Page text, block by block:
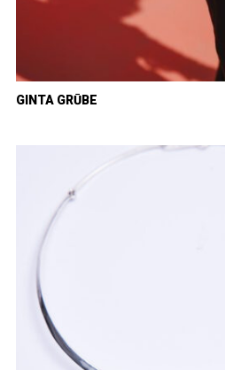
GINTA GRŪBE